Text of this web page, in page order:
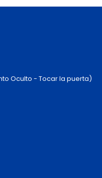
Oculto - Tocar la puerta)